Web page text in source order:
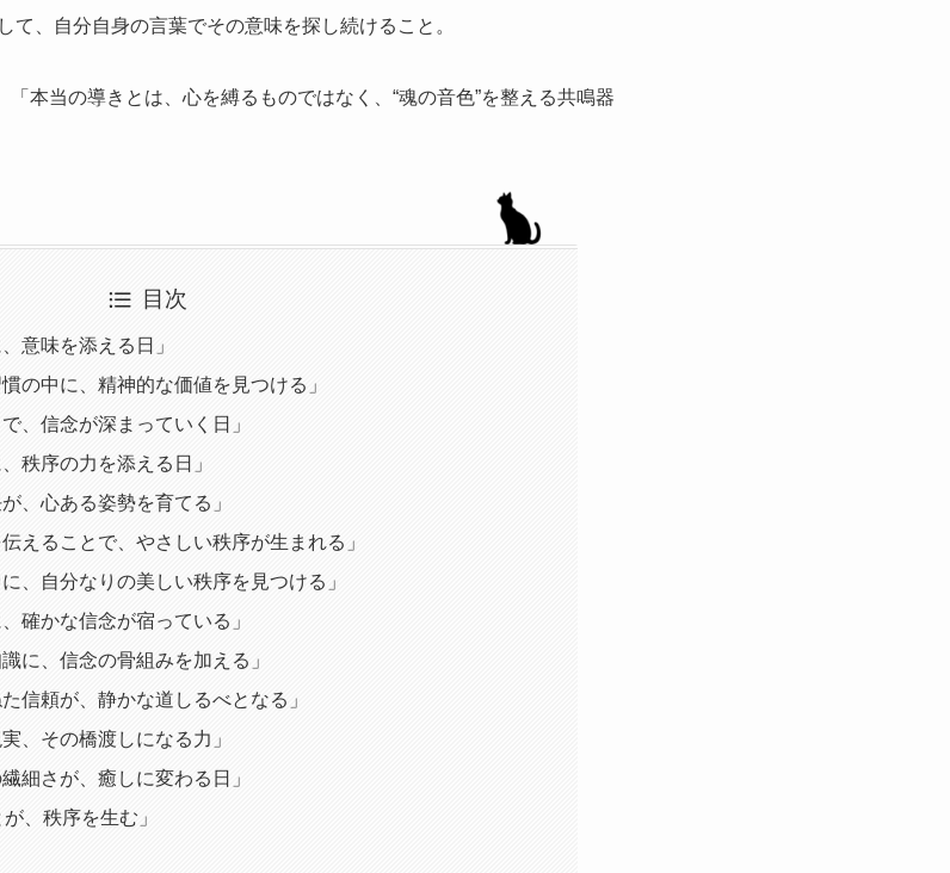
て、自分自身の言葉でその意味を探し続けること。
「本当の導きとは、心を縛るものではなく、“魂の音色”を整える共鳴器
目次
意味を添える日」
の中に、精神的な価値を見つける」
、信念が深まっていく日」
秩序の力を添える日」
、心ある姿勢を育てる」
えることで、やさしい秩序が生まれる」
、自分なりの美しい秩序を見つける」
確かな信念が宿っている」
に、信念の骨組みを加える」
信頼が、静かな道しるべとなる」
、その橋渡しになる力」
細さが、癒しに変わる日」
、秩序を生む」